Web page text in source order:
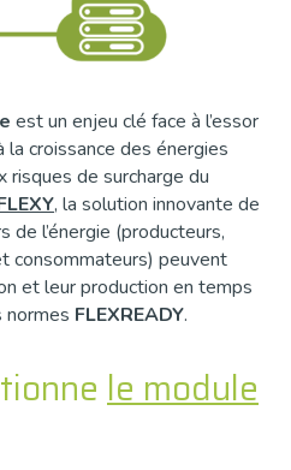
est un enjeu clé face à l’essor
croissance des énergies
risques de surcharge du
, la solution innovante de
de l’énergie (producteurs,
consommateurs) peuvent
et leur production en temps
FLEXREADY.
le module